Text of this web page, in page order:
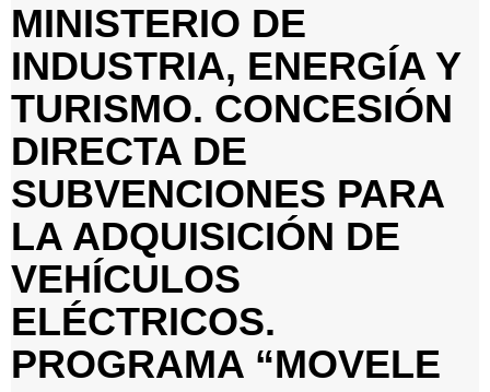
MINISTERIO DE
INDUSTRIA, ENERGÍA Y
TURISMO. CONCESIÓN
DIRECTA DE
SUBVENCIONES PARA
LA ADQUISICIÓN DE
VEHÍCULOS
ELÉCTRICOS.
PROGRAMA “MOVELE